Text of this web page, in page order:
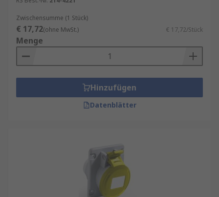
Farboptionen:Blau
einfachen Identifikation
Typen, Varianten und Einsatzbereiche
Leistungssteckverbinder sind in verschiedenen
Ausführungen erhältlich, um unterschiedliche
Anforderungen in der Energieverteilung
ausgelegt sind – von Standardlösungen bis hin zu
leistungsstarken Hochstromsteckverbindern.
Zwischensumme (1 Stück)
€ 17,72(ohne MwSt.) € 17,72/Stück
Menge
Hinzufügen
Datenblätter